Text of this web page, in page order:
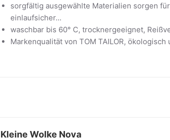
sorgfältig ausgewählte Materialien sorgen
einlaufsicher...
waschbar bis 60° C, trocknergeeignet,
Markenqualität von TOM TAILOR,
Kleine Wolke Nova